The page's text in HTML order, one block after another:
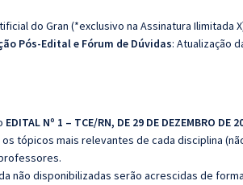
do Gran (*exclusivo na Assinatura Ilimitada
Pós-Edital e Fórum de Dúvidas: Atualização
EDITAL Nº 1 – TCE/RN, DE 29 DE DEZEMBRO
tópicos mais relevantes de cada disciplina
não disponibilizadas serão acrescidas de